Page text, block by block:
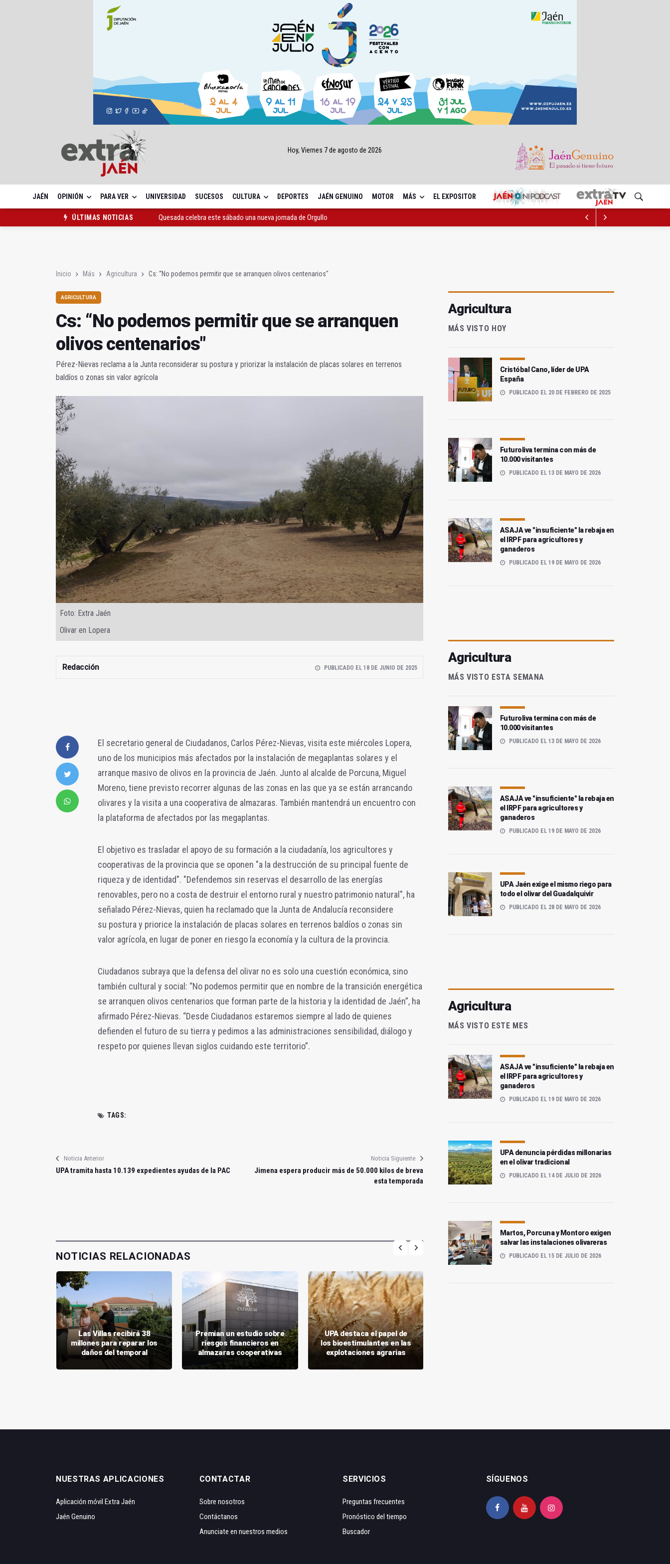
Hoy, Viernes 7 de agosto de 2026
JAÉN OPINIÓN PARA VER UNIVERSIDAD SUCESOS CULTURA DEPORTES JAÉN GENUINO MOTOR MÁS EL EXPOSITOR
ÚLTIMAS NOTICIAS
Quesada celebra este sábado una nueva jornada de Orgullo
Inicio Más Agricultura Cs: “No podemos permitir que se arranquen olivos centenarios"
AGRICULTURA
Cs: “No podemos permitir que se arranquen
olivos centenarios"
Pérez-Nievas reclama a la Junta reconsiderar su postura y priorizar la instalación de placas solares en terrenos
baldíos o zonas sin valor agrícola
Foto: Extra Jaén
Olivar en Lopera
Redacción PUBLICADO EL 18 DE JUNIO DE 2025
El secretario general de Ciudadanos, Carlos Pérez-Nievas, visita este miércoles Lopera,
uno de los municipios más afectados por la instalación de megaplantas solares y el
arranque masivo de olivos en la provincia de Jaén. Junto al alcalde de Porcuna, Miguel
Moreno, tiene previsto recorrer algunas de las zonas en las que ya se están arrancando
olivares y la visita a una cooperativa de almazaras. También mantendrá un encuentro con
la plataforma de afectados por las megaplantas.
El objetivo es trasladar el apoyo de su formación a la ciudadanía, los agricultores y
cooperativas de la provincia que se oponen "a la destrucción de su principal fuente de
riqueza y de identidad". "Defendemos sin reservas el desarrollo de las energías
renovables, pero no a costa de destruir el entorno rural y nuestro patrimonio natural", ha
señalado Pérez-Nievas, quien ha reclamado que la Junta de Andalucía reconsidere
su postura y priorice la instalación de placas solares en terrenos baldíos o zonas sin
valor agrícola, en lugar de poner en riesgo la economía y la cultura de la provincia.
Ciudadanos subraya que la defensa del olivar no es solo una cuestión económica, sino
también cultural y social: “No podemos permitir que en nombre de la transición energética
se arranquen olivos centenarios que forman parte de la historia y la identidad de Jaén”, ha
afirmado Pérez-Nievas. “Desde Ciudadanos estaremos siempre al lado de quienes
defienden el futuro de su tierra y pedimos a las administraciones sensibilidad, diálogo y
respeto por quienes llevan siglos cuidando este territorio”.
TAGS:
Noticia Anterior
UPA tramita hasta 10.139 expedientes ayudas de la PAC
Noticia Siguiente
Jimena espera producir más de 50.000 kilos de breva
esta temporada
NOTICIAS RELACIONADAS
Las Villas recibirá 38
millones para reparar los
daños del temporal
Premian un estudio sobre
riesgos financieros en
almazaras cooperativas
UPA destaca el papel de
los bioestimulantes en las
explotaciones agrarias
Agricultura
MÁS VISTO HOY
Cristóbal Cano, líder de UPA
España
PUBLICADO EL 20 DE FEBRERO DE 2025
Futuroliva termina con más de
10.000 visitantes
PUBLICADO EL 13 DE MAYO DE 2026
ASAJA ve "insuficiente" la rebaja en
el IRPF para agricultores y
ganaderos
PUBLICADO EL 19 DE MAYO DE 2026
Agricultura
MÁS VISTO ESTA SEMANA
Futuroliva termina con más de
10.000 visitantes
PUBLICADO EL 13 DE MAYO DE 2026
ASAJA ve "insuficiente" la rebaja en
el IRPF para agricultores y
ganaderos
PUBLICADO EL 19 DE MAYO DE 2026
UPA Jaén exige el mismo riego para
todo el olivar del Guadalquivir
PUBLICADO EL 28 DE MAYO DE 2026
Agricultura
MÁS VISTO ESTE MES
ASAJA ve "insuficiente" la rebaja en
el IRPF para agricultores y
ganaderos
PUBLICADO EL 19 DE MAYO DE 2026
UPA denuncia pérdidas millonarias
en el olivar tradicional
PUBLICADO EL 14 DE JULIO DE 2026
Martos, Porcuna y Montoro exigen
salvar las instalaciones olivareras
PUBLICADO EL 15 DE JULIO DE 2026
NUESTRAS APLICACIONES
Aplicación móvil Extra Jaén
Jaén Genuino
CONTACTAR
Sobre nosotros
Contáctanos
Anunciate en nuestros medios
SERVICIOS
Preguntas frecuentes
Pronóstico del tiempo
Buscador
SÍGUENOS